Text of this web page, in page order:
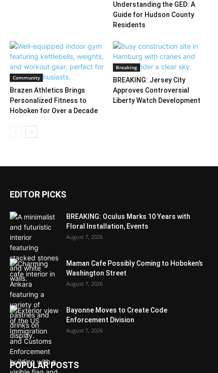
Understanding the GED: A
Guide for Hudson County
Residents
Community
Brazen Athletics Brings
Personalized Fitness to
Hoboken for Over a Decade
Breaking
BREAKING: Jersey City
Approves Controversial
Liberty Watch Development
EDITOR PICKS
BREAKING: Oculus Marks 10 Years with
Floral Installation, Events
August 7, 2026
Maman Cafe Possibly Coming to Hoboken’s
Washington Street
August 7, 2026
Bayonne Moves to Create Code
Enforcement Division
August 7, 2026
POPULAR POSTS